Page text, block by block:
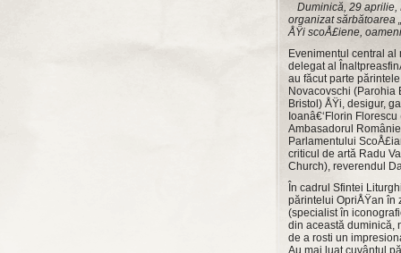
Duminică, 29 aprilie,
organizat sărbătoarea
ÅŸi scoÅ£iene,
Evenimentul central al
delegat al
au făcut parte
Novacovschi (Parohia
Bristol) ÅŸi, desigur,
Ioanâ€‘Florin
Ambasadorul
Parlamentului
criticul de artă Radu
Church), reverendul
În cadrul Sfintei
părintelui OpriÅŸan în
(specialist în
din această duminică,
de a rosti un
Au mai luat cuvântul